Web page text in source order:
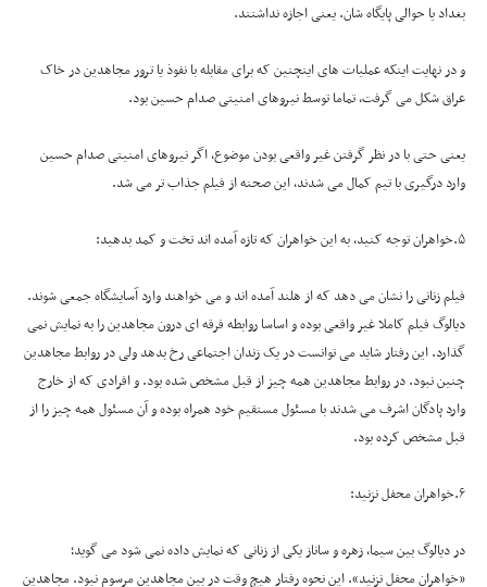
بغداد یا حوالی پایگاه شان. یعنی اجازه نداشتند.
و در نهایت اینکه عملیات های اینچنین که برای مقابله با نفوذ یا ترور مجاهدین در خاک
عراق شکل می گرفت، تماما توسط نیروهای امنیتی صدام حسین بود.
یعنی حتی با در نظر گرفتن غیر واقعی بودن موضوع، اگر نیروهای امنیتی صدام حسین
وارد درگیری با تیم کمال می شدند، این صحنه از فیلم جذاب تر می شد.
۵.خواهران توجه کنید، به این خواهران که تازه آمده اند تخت و کمد بدهید:
فیلم زنانی را نشان می دهد که از هلند آمده اند و می خواهند وارد آسایشگاه جمعی شوند.
دیالوگ فیلم کاملا غیر واقعی بوده و اساسا روابطه فرقه ای درون مجاهدین را به نمایش نمی
گذارد. این رفتار شاید می توانست در یک زندان اجتماعی رخ بدهد ولی در روابط مجاهدین
چنین نبود. در روابط مجاهدین همه چیز از قبل مشخص شده بود. و افرادی که از خارج
وارد پادگان اشرف می شدند با مسئول مستقیم خود همراه بوده و آن مسئول همه چیز را از
قبل مشخص کرده بود.
۶.خواهران محفل نزنید:
در دیالوگ بین سیما، زهره و ساناز یکی از زنانی که نمایش داده نمی شود می گوید؛
«خواهران محفل نزنید». این نحوه رفتار هیچ وقت در بین مجاهدین مرسوم نبود. مجاهدین